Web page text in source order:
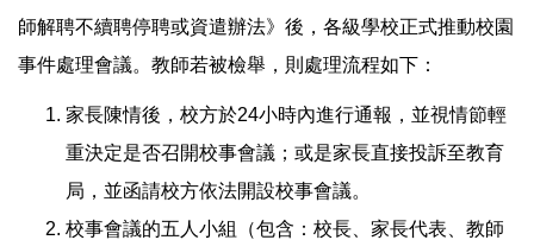
師解聘不續聘停聘或資遣辦法》後，各級學校正式推動校園
事件處理會議。教師若被檢舉，則處理流程如下：
家長陳情後，校方於24小時內進行通報，並視情節輕
重決定是否召開校事會議；或是家長直接投訴至教育
局，並函請校方依法開設校事會議。
校事會議的五人小組（包含：校長、家長代表、教師